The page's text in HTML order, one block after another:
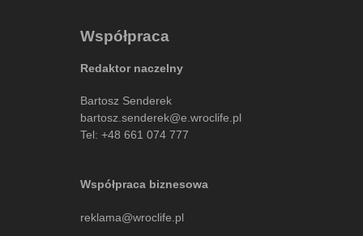
Współpraca
Redaktor naczelny
Bartosz Senderek
bartosz.senderek@e.wroclife.pl
Tel: +48 661 074 777
Współpraca biznesowa
reklama@wroclife.pl